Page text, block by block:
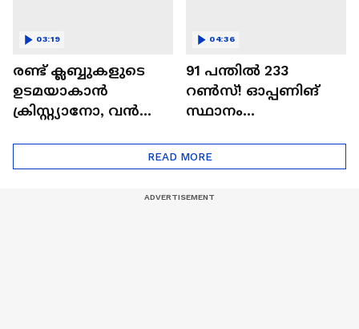
രണ്ട്‌ ക്ലബ്ബുകളുടെ
ഉടമയാകാന്‍
ക്രിസ്റ്റ്യാനോ, വന്‍
പദ്ധതികള്‍ | Cristiano
Ronaldo
03:19
91 പന്തില്‍ 233
റണ്‍സ്! ഓപ്പണിങ്
സ്ഥാനം
അഭിഷേക് ശർമ? |
Abhishek Sharma
04:36
READ MORE